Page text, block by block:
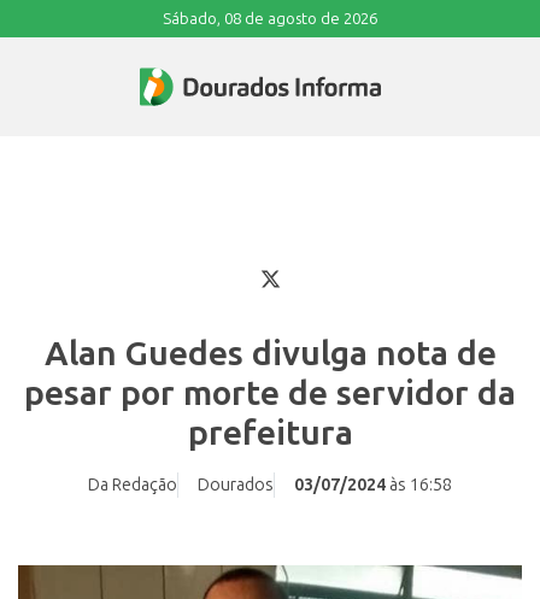
Sábado, 08 de agosto de 2026
Alan Guedes divulga nota de
pesar por morte de servidor da
prefeitura
Da Redação Dourados 03/07/2024 às 16:58